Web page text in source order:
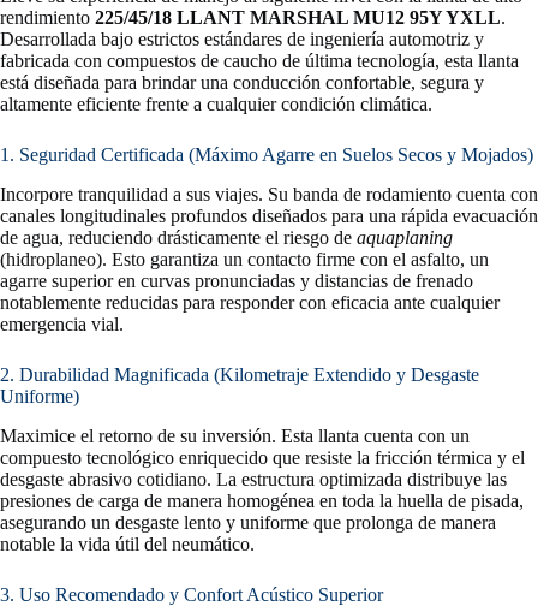
rendimiento 225/45/18 LLANT MARSHAL MU12 95Y YXLL.
Desarrollada bajo estrictos estándares de ingeniería automotriz y
fabricada con compuestos de caucho de última tecnología, esta llanta
está diseñada para brindar una conducción confortable, segura y
altamente eficiente frente a cualquier condición climática.
1. Seguridad Certificada (Máximo Agarre en Suelos Secos y Mojados)
Incorpore tranquilidad a sus viajes. Su banda de rodamiento cuenta con
canales longitudinales profundos diseñados para una rápida evacuación
de agua, reduciendo drásticamente el riesgo de aquaplaning
(hidroplaneo). Esto garantiza un contacto firme con el asfalto, un
agarre superior en curvas pronunciadas y distancias de frenado
notablemente reducidas para responder con eficacia ante cualquier
emergencia vial.
2. Durabilidad Magnificada (Kilometraje Extendido y Desgaste
Uniforme)
Maximice el retorno de su inversión. Esta llanta cuenta con un
compuesto tecnológico enriquecido que resiste la fricción térmica y el
desgaste abrasivo cotidiano. La estructura optimizada distribuye las
presiones de carga de manera homogénea en toda la huella de pisada,
asegurando un desgaste lento y uniforme que prolonga de manera
notable la vida útil del neumático.
3. Uso Recomendado y Confort Acústico Superior